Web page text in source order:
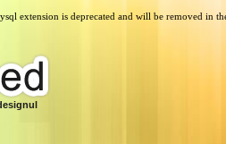
extension is deprecated and will be removed in